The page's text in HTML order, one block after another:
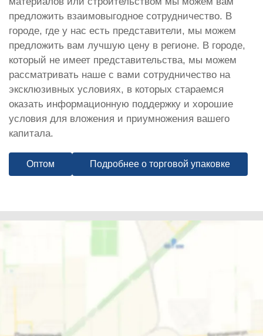
предложить взаимовыгодное сотрудничество. В
городе, где у нас есть представители, мы можем
предложить вам лучшую цену в регионе. В городе,
который не имеет представительства, мы можем
рассматривать наше с вами сотрудничество на
эксклюзивных условиях, в которых стараемся
оказать информационную поддержку и хорошие
условия для вложения и приумножения вашего
капитала.
Оптом Подробнее о торговой упаковке